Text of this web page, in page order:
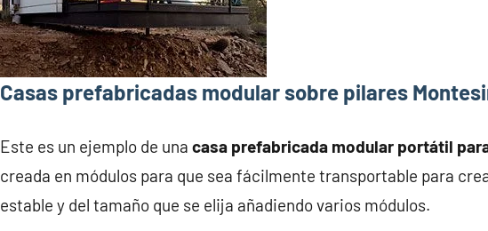
Casas prefabricadas modular sobre pilares
Este es un ejemplo de una casa prefabricada modular portátil
creada en módulos para que sea fácilmente transportable para
estable y del tamaño que se elija añadiendo varios módulos.